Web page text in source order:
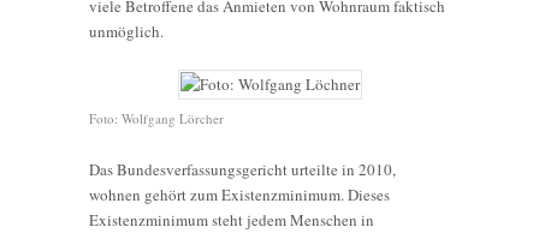
viele Betroffene das Anmieten von Wohnraum faktisch
unmöglich.
Foto: Wolfgang Lörcher
Das Bundesverfassungsgericht urteilte in 2010,
wohnen gehört zum Existenzminimum. Dieses
Existenzminimum steht jedem Menschen in